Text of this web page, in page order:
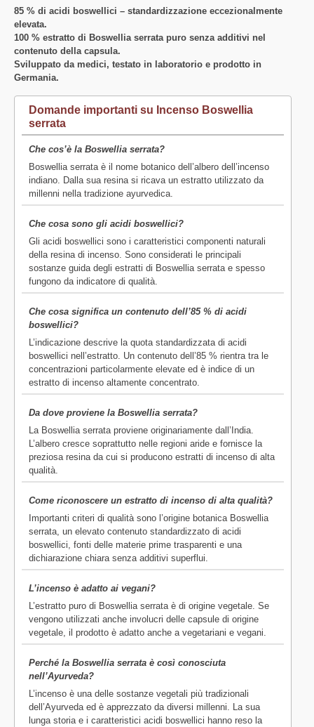
85 % di acidi boswellici – standardizzazione eccezionalmente
elevata.
100 % estratto di Boswellia serrata puro senza additivi nel
contenuto della capsula.
Sviluppato da medici, testato in laboratorio e prodotto in
Germania.
Domande importanti su Incenso Boswellia
serrata
Che cos’è la Boswellia serrata?
Boswellia serrata è il nome botanico dell’albero dell’incenso
indiano. Dalla sua resina si ricava un estratto utilizzato da
millenni nella tradizione ayurvedica.
Che cosa sono gli acidi boswellici?
Gli acidi boswellici sono i caratteristici componenti naturali
della resina di incenso. Sono considerati le principali
sostanze guida degli estratti di Boswellia serrata e spesso
fungono da indicatore di qualità.
Che cosa significa un contenuto dell’85 % di acidi
boswellici?
L’indicazione descrive la quota standardizzata di acidi
boswellici nell’estratto. Un contenuto dell’85 % rientra tra le
concentrazioni particolarmente elevate ed è indice di un
estratto di incenso altamente concentrato.
Da dove proviene la Boswellia serrata?
La Boswellia serrata proviene originariamente dall’India.
L’albero cresce soprattutto nelle regioni aride e fornisce la
preziosa resina da cui si producono estratti di incenso di alta
qualità.
Come riconoscere un estratto di incenso di alta qualità?
Importanti criteri di qualità sono l’origine botanica Boswellia
serrata, un elevato contenuto standardizzato di acidi
boswellici, fonti delle materie prime trasparenti e una
dichiarazione chiara senza additivi superflui.
L’incenso è adatto ai vegani?
L’estratto puro di Boswellia serrata è di origine vegetale. Se
vengono utilizzati anche involucri delle capsule di origine
vegetale, il prodotto è adatto anche a vegetariani e vegani.
Perché la Boswellia serrata è così conosciuta
nell’Ayurveda?
L’incenso è una delle sostanze vegetali più tradizionali
dell’Ayurveda ed è apprezzato da diversi millenni. La sua
lunga storia e i caratteristici acidi boswellici hanno reso la